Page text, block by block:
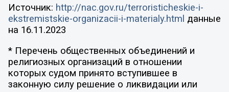
Источник: http://nac.gov.ru/terroristicheskie-i-
ekstremistskie-organizacii-i-materialy.html данные
на 16.11.2023
* Перечень общественных объединений и
религиозных организаций в отношении
которых судом принято вступившее в
законную силу решение о ликвидации или